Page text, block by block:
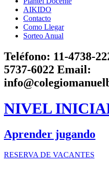
AIKIDO
Contacto
Como Llegar
Sorteo Anual
Teléfono: 11-4738-
5737-6022 Email:
NIVEL
Aprender jugando
RESERVA DE VACANTES